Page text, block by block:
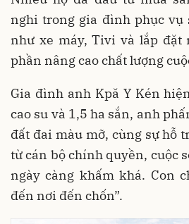
nghi trong gia đình phục vụ
như xe máy, Tivi và lắp đặt
phần nâng cao chất lượng
Gia đình anh Kpă Y Kén
cao su và 1,5 ha sắn, anh
đất đai màu mỡ, cùng sự hỗ
từ cán bộ chính quyền, cuộc
ngày càng khấm khá. Con
đến nơi đến chốn”.